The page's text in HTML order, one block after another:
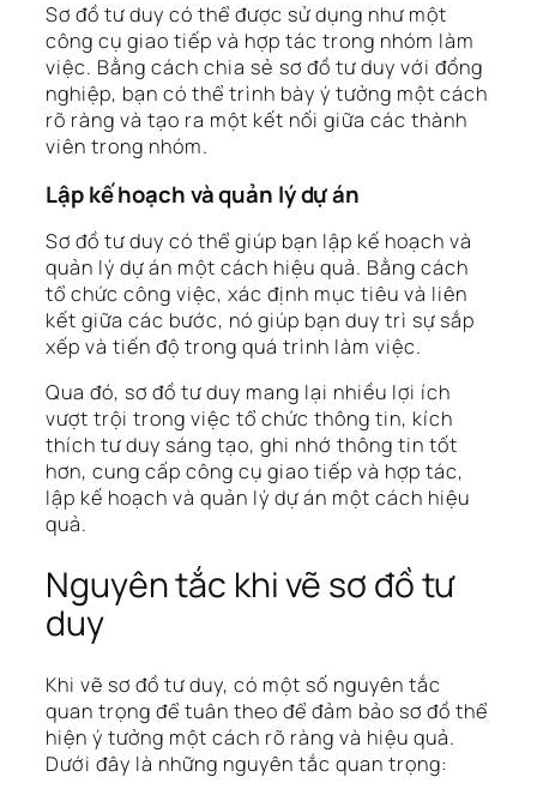
Sơ đồ tư duy có thể được sử dụng như một
công cụ giao tiếp và hợp tác trong nhóm làm
việc. Bằng cách chia sẻ sơ đồ tư duy với đồng
nghiệp, bạn có thể trình bày ý tưởng một cách
rõ ràng và tạo ra một kết nối giữa các thành
viên trong nhóm.
Lập kế hoạch và quản lý dự án
Sơ đồ tư duy có thể giúp bạn lập kế hoạch và
quản lý dự án một cách hiệu quả. Bằng cách
tổ chức công việc, xác định mục tiêu và liên
kết giữa các bước, nó giúp bạn duy trì sự sắp
xếp và tiến độ trong quá trình làm việc.
Qua đó, sơ đồ tư duy mang lại nhiều lợi ích
vượt trội trong việc tổ chức thông tin, kích
thích tư duy sáng tạo, ghi nhớ thông tin tốt
hơn, cung cấp công cụ giao tiếp và hợp tác,
lập kế hoạch và quản lý dự án một cách hiệu
quả.
Nguyên tắc khi vẽ sơ đồ tư
duy
Khi vẽ sơ đồ tư duy, có một số nguyên tắc
quan trọng để tuân theo để đảm bảo sơ đồ thể
hiện ý tưởng một cách rõ ràng và hiệu quả.
Dưới đây là những nguyên tắc quan trọng: